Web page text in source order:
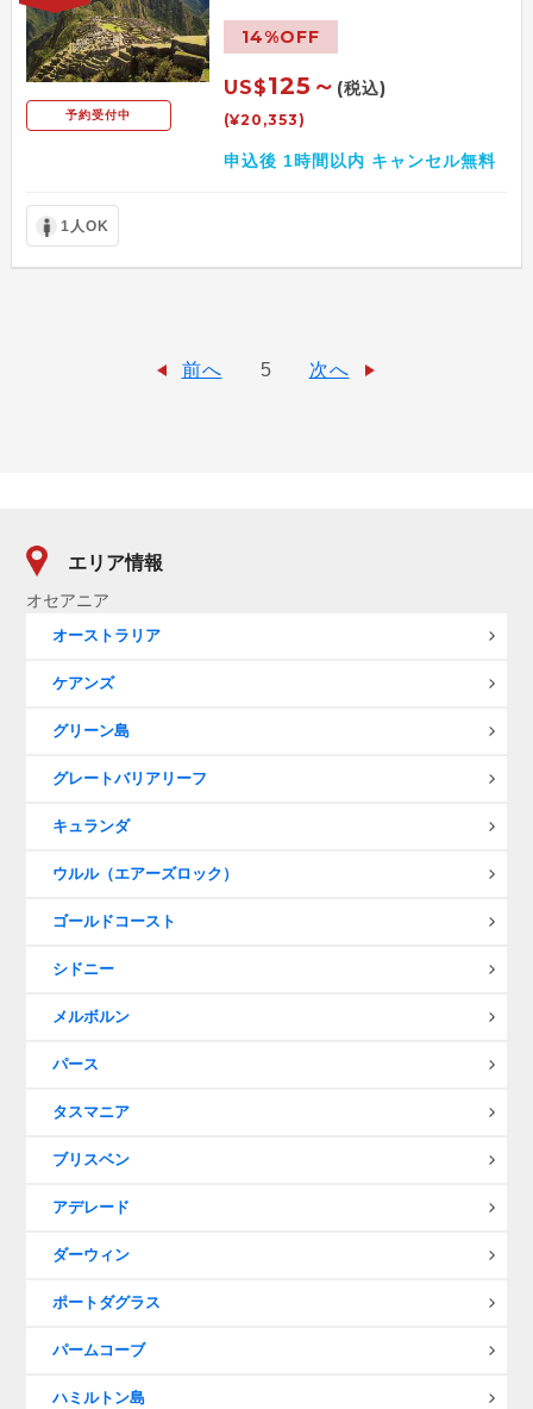
予約受付中
14%OFF
US$125～ (税込)
(¥20,353)
申込後 1時間以内 キャンセル無料
1人OK
前へ 5 次へ
エリア情報
オセアニア
オーストラリア
ケアンズ
グリーン島
グレートバリアリーフ
キュランダ
ウルル（エアーズロック）
ゴールドコースト
シドニー
メルボルン
パース
タスマニア
ブリスベン
アデレード
ダーウィン
ポートダグラス
パームコーブ
ハミルトン島